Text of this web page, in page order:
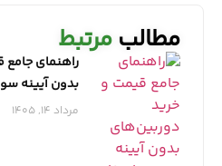
مطالب مرتبط
راهنمای
بدون آیینه
نمایندگی معتبر
مرداد 14, 1405